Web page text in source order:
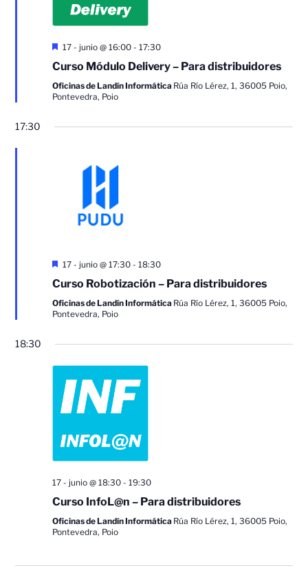
Destacado
17 - junio @ 16:00 -17:30
Curso Módulo Delivery – Para distribuidores
Oficinas de Landín Informática Rúa Río Lérez, 1, 36005 Poio,
Pontevedra, Poio
17:30
Destacado
17 - junio @ 17:30 -18:30
Curso Robotización – Para distribuidores
Oficinas de Landín Informática Rúa Río Lérez, 1, 36005 Poio,
Pontevedra, Poio
18:30
17 - junio @ 18:30 -19:30
Curso InfoL@n – Para distribuidores
Oficinas de Landín Informática Rúa Río Lérez, 1, 36005 Poio,
Pontevedra, Poio